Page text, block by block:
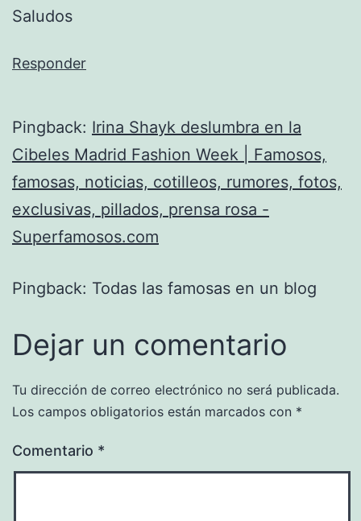
Saludos
Responder
Pingback: Irina Shayk deslumbra en la
Cibeles Madrid Fashion Week | Famosos,
famosas, noticias, cotilleos, rumores, fotos,
exclusivas, pillados, prensa rosa -
Superfamosos.com
Pingback: Todas las famosas en un blog
Dejar un comentario
Tu dirección de correo electrónico no será publicada.
Los campos obligatorios están marcados con *
Comentario *